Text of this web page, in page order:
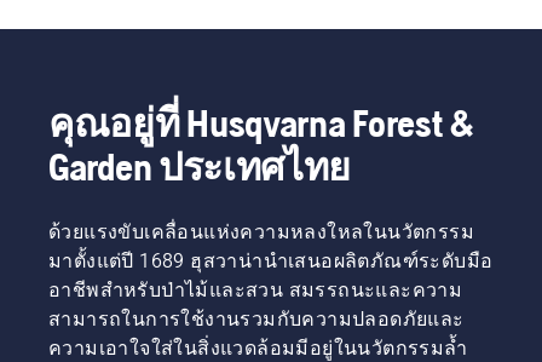
คำนึงถึง
เคลื่อน
เทคโนโลยี
X-Torq®
ของเรา
ให้กำลัง
บิดที่คุณ
ต้องการ
ด้วยการ
เผาไหม้ที่
มี
ประสิทธิภาพ
ปรับปรุง
การเพิ่ม
รวมถึง
การดูแล
เขียวใน
เมือง
คุณอยู่ที่ Husqvarna Forest &
Garden ประเทศไทย
ด้วยแรงขับเคลื่อนแห่งความหลงใหลในนวัตกรรม
มาตั้งแต่ปี 1689 ฮุสวาน่านำเสนอผลิตภัณฑ์ระดับมือ
อาชีพสำหรับป่าไม้และสวน สมรรถนะและความ
สามารถในการใช้งานรวมกับความปลอดภัยและ
ความเอาใจใส่ในสิ่งแวดล้อมมีอยู่ในนวัตกรรมล้ำ